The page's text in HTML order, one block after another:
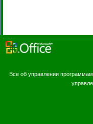
Все об управлении